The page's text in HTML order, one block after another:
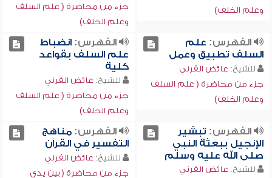
وعلم الخلف)
جزء من محاضرة ( علم السلف
وعلم الخلف)
الفهرس: علم
السلف تطبيق وعمل
للشيخ: عائض القرني
جزء من محاضرة ( علم السلف
وعلم الخلف)
الفهرس:انضباط
علم السلف بقواعد
كلية
للشيخ: عائض القرني
جزء من محاضرة ( علم السلف
وعلم الخلف)
الفهرس: تبشير
الإنجيل ببعثة النبي
صلى الله عليه وسلم
للشيخ: عائض القرني
الفهرس:مناهج
التفسير في القرآن
للشيخ: عائض القرني
جزء من محاضرة ( بين يدي